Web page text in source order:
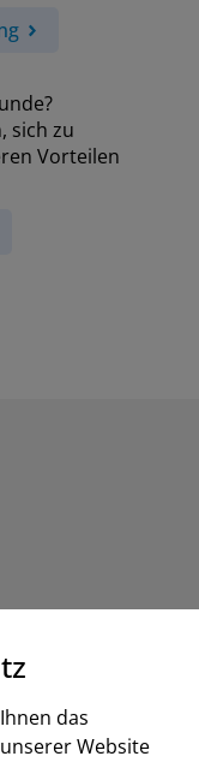
sich zu
Vorteilen
das
Website